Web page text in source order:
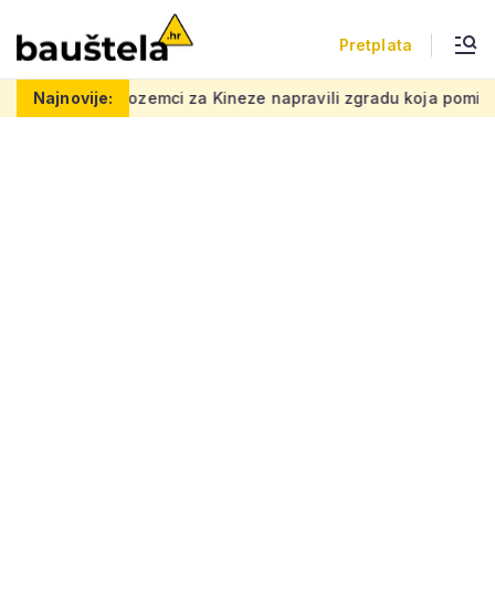
Pretplata
Najnovije:
za Kineze napravili zgradu koja pomiče granice, boje i